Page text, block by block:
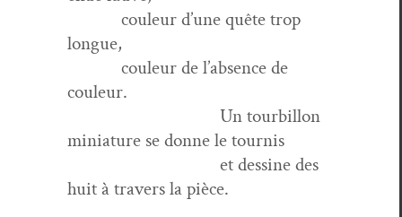
couleur d’une quête trop
longue,
couleur de l’absence de
couleur.
Un tour­bil­lon
minia­ture se donne le tournis
et des­sine des
huit à tra­vers la pièce.